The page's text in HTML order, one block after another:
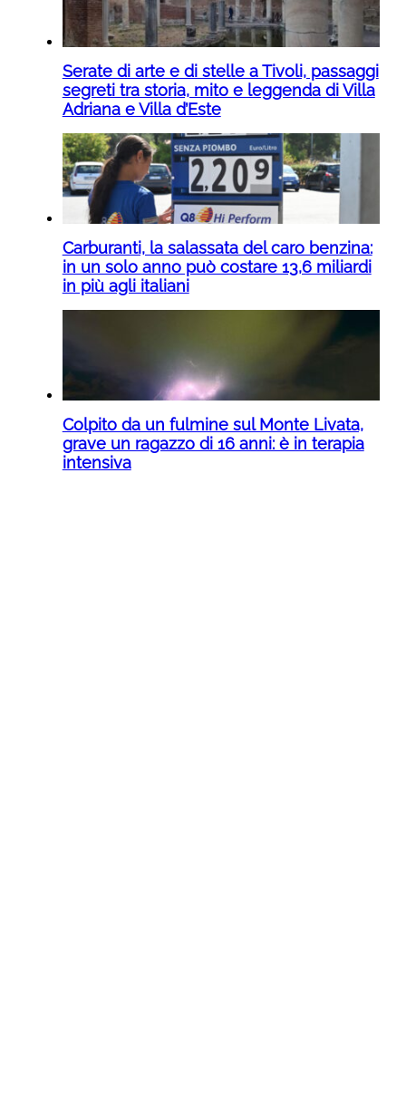
Serate di arte e di stelle a Tivoli, passaggi
segreti tra storia, mito e leggenda di Villa
Adriana e Villa d’Este
Carburanti, la salassata del caro benzina:
in un solo anno può costare 13,6 miliardi
in più agli italiani
Colpito da un fulmine sul Monte Livata,
grave un ragazzo di 16 anni: è in terapia
intensiva